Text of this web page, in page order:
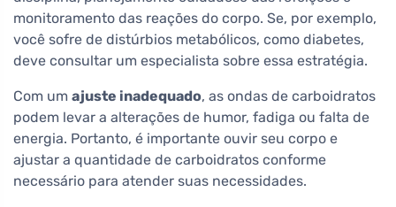
monitoramento das reações do corpo. Se, por exemplo,
você sofre de distúrbios metabólicos, como diabetes,
deve consultar um especialista sobre essa estratégia.
Com um ajuste inadequado, as ondas de carboidratos
podem levar a alterações de humor, fadiga ou falta de
energia. Portanto, é importante ouvir seu corpo e
ajustar a quantidade de carboidratos conforme
necessário para atender suas necessidades.